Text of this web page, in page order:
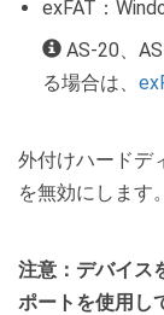
exFAT：
AS-20、
る場合は、
外付けハードデ
を無効にします。
注意：デバイス
ポートを使用し